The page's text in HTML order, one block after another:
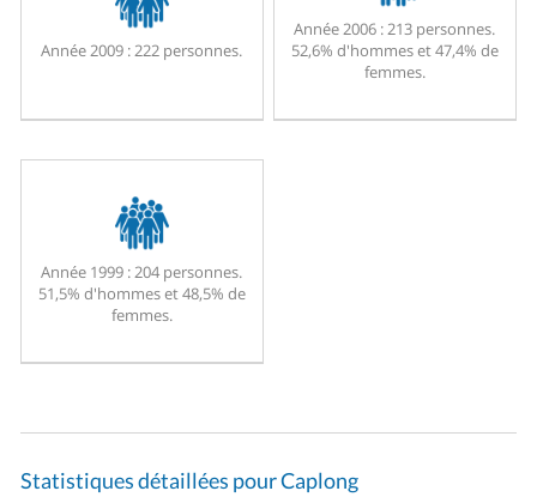
Année 2009 :222 personnes.
Année 2006 :213 personnes.
52,6% d'hommes et 47,4% de
femmes.
Année 1999 :204 personnes.
51,5% d'hommes et 48,5% de
femmes.
Statistiques détaillées pour Caplong